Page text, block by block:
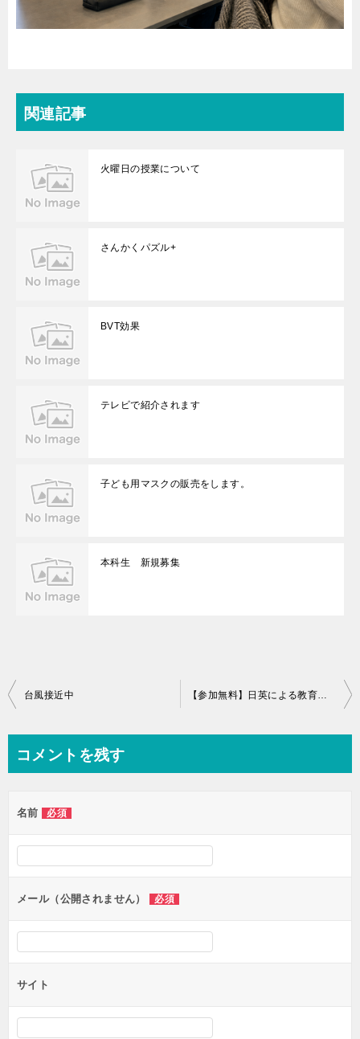
関連記事
火曜日の授業について
さんかくパズル+
BVT効果
テレビで紹介されます
子ども用マスクの販売をします。
本科生 新規募集
投
ビ
ー
シ
ン
台風接近中 【参加無料】日英による教育イノベーションの挑戦
コメントを残す
名前 必須
メール（公開されません） 必須
サイト